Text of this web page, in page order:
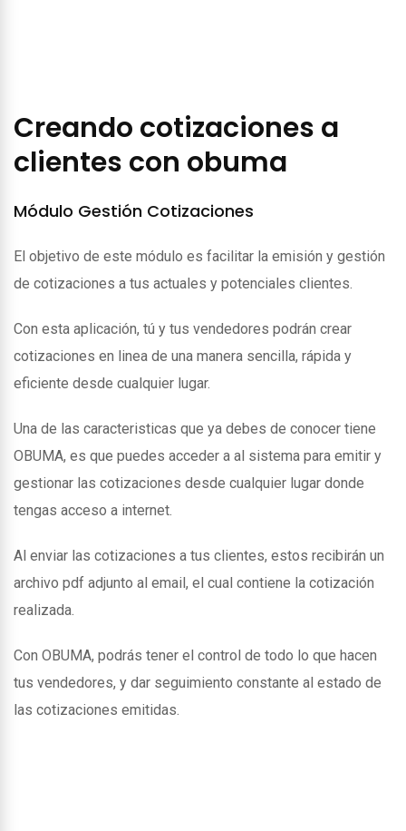
Creando cotizaciones a
clientes con obuma
Módulo Gestión Cotizaciones
El objetivo de este módulo es facilitar la emisión y gestión
de cotizaciones a tus actuales y potenciales clientes.
Con esta aplicación, tú y tus vendedores podrán crear
cotizaciones en linea de una manera sencilla, rápida y
eficiente desde cualquier lugar.
Una de las caracteristicas que ya debes de conocer tiene
OBUMA, es que puedes acceder a al sistema para emitir y
gestionar las cotizaciones desde cualquier lugar donde
tengas acceso a internet.
Al enviar las cotizaciones a tus clientes, estos recibirán un
archivo pdf adjunto al email, el cual contiene la cotización
realizada.
Con OBUMA, podrás tener el control de todo lo que hacen
tus vendedores, y dar seguimiento constante al estado de
las cotizaciones emitidas.